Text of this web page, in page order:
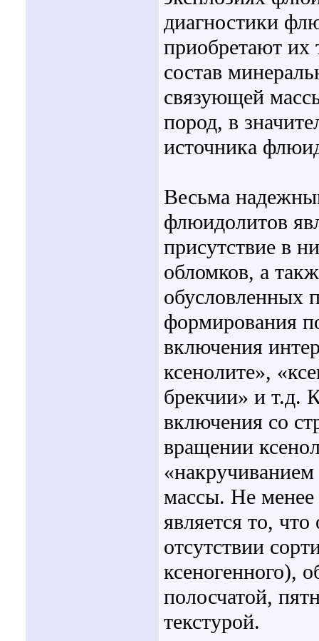
диагностики
приобретают их
состав
связующей
пород, в
источника
Весьма
флюидолитов
присутствие в
обломков, а
обусловленных
формирования
включения
ксенолите»,
брекчии» и т.д.
включения со
вращении
массы. Не
является то,
отсутствии
ксеногенного),
полосчатой,
текстурой.